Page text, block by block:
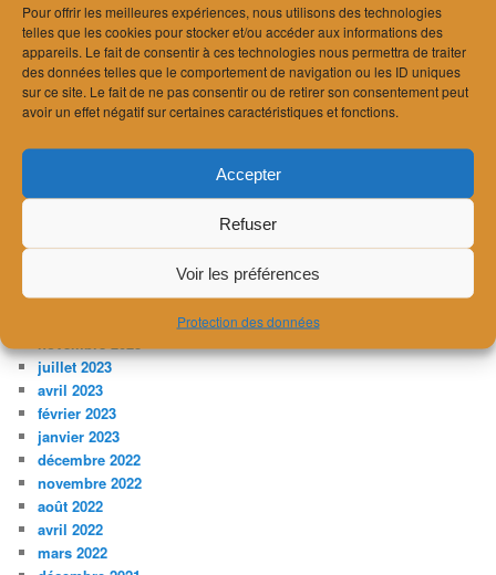
Pour offrir les meilleures expériences, nous utilisons des technologies
telles que les cookies pour stocker et/ou accéder aux informations des
appareils. Le fait de consentir à ces technologies nous permettra de traiter
des données telles que le comportement de navigation ou les ID uniques
sur ce site. Le fait de ne pas consentir ou de retirer son consentement peut
avoir un effet négatif sur certaines caractéristiques et fonctions.
Accepter
Refuser
Voir les préférences
Protection des données
juillet 2025
avril 2025
février 2025
décembre 2024
novembre 2024
juin 2024
mars 2024
janvier 2024
novembre 2023
juillet 2023
avril 2023
février 2023
janvier 2023
décembre 2022
novembre 2022
août 2022
avril 2022
mars 2022